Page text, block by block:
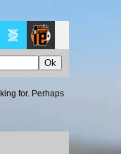
Patito
for. Perhaps